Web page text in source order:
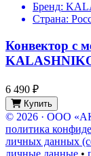
Бренд:
Страна:
Конвектор с
6 490 ₽
Купить
© 2026 · ООО
политика
личных данных
личные данные •